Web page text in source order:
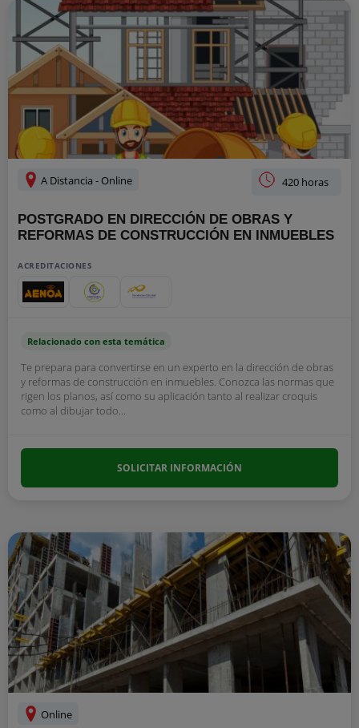
A Distancia - Online 420 horas
POSTGRADO EN DIRECCIÓN DE OBRAS Y
REFORMAS DE CONSTRUCCIÓN EN INMUEBLES
ACREDITACIONES
Relacionado con esta temática
Te prepara para convertirse en un experto en la dirección de obras
y reformas de construcción en inmuebles. Conozca las normas que
rigen los planos, así como su aplicación tanto al realizar croquis
como al dibujar todo...
SOLICITAR INFORMACIÓN
Online